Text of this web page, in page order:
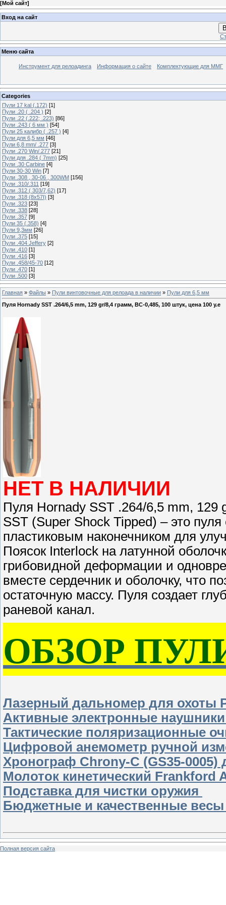
[Мой сайт]
Вход на сайт
Меню сайта
Инструмент для релоадинга Информация о сайте Комплектующие для ММГ
Categories
Пули 17 kal (.172) [1]
Пули .20 ( .204 ) [2]
Пули .22 (.222; .223) [86]
Пули .243 ( 6 мм ) [54]
Пули 25 калибр ( .257 ) [4]
Пули для 6,5 мм [46]
Пули 6,8 mm/ .277 [3]
Пули .270 Win/.277 [21]
Пули для .284 ( 7mm) [25]
Пули .30 Carbine [4]
Пули 30-30 Win [7]
Пули .308 , 30-06 , 300WM [156]
Пули .310/.311 [19]
Пули .312 ( 303/7,62) [17]
Пули .318 (8х57I) [3]
Пули .323 [23]
Пули .338 [28]
Пули .357 [9]
Пули 35 (.358) [4]
Пули 9,3мм [26]
Пули .375 [15]
Пули .404 Jeffery [2]
Пули .410 [1]
Пули .416 [3]
Пули .458/45-70 [12]
Пули .470 [1]
Пули .500 [3]
Главная » Файлы » Пули винтовочные для релоада в наличии » Пули для 6,5 мм
Пуля Hornady SST .264/6,5 mm, 129 gr/8,4 грамм, ВС-0,485, 100 штук, цена 100 у.е
НЕТ В НАЛИЧИИ
Пуля Hornady SST .264/6,5 mm,
SST (Super Shock Tipped) – это
пластиковым наконечником для
Поясок Interlock на латунной
грибовидной деформации и
вместе сердечник и оболочку, что
остаточную массу. Пуля создает
раневой канал.
ОБЗОР
Лазерный дальномер для охоты
Активные электронные
Тактические поляризационные
Цифровой анемометр ручной
Хронограф Chrony-C (GS35-0005)
Молоток кинетический Frankford
Подставка для чистки оружия
Бюджетные и качественные
Полная версия сайта